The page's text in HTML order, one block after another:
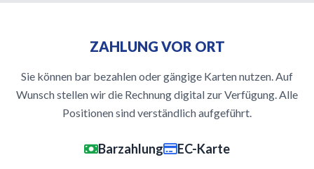
ZAHLUNG VOR ORT
Sie können bar bezahlen oder gängige Karten nutzen. Auf
Wunsch stellen wir die Rechnung digital zur Verfügung. Alle
Positionen sind verständlich aufgeführt.
Barzahlung EC-Karte